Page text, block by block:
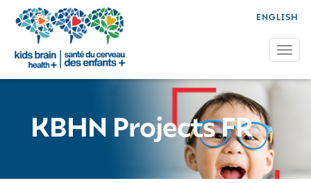
ENGLISH
KBHN Projects FR